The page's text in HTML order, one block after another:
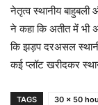
नेतृत्व स्थानीय
ने कहा कि अतीत में भी
कि झड़प दरअसल
कई प्लॉट खरीदकर
TAGS 30 x 50